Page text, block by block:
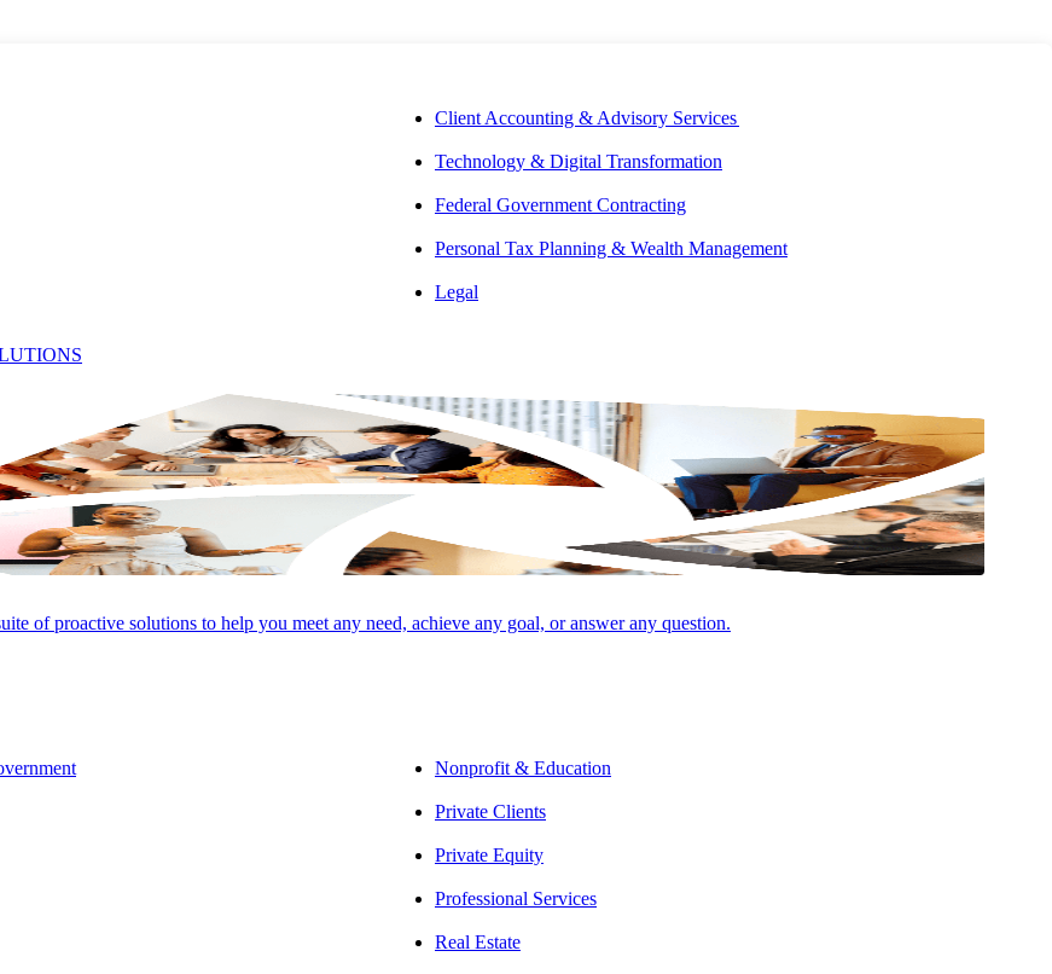
Client Accounting & Advisory Services
Technology & Digital Transformation
Federal Government Contracting
Personal Tax Planning & Wealth Management
Legal
of proactive solutions to help you meet any need, achieve any goal, or answer any question.
Nonprofit & Education
Private Clients
Private Equity
Professional Services
Real Estate
관심이 있으시다면, Aprio의 경험 많은 중국어 전문가들이 미국 및 글로벌 확장 계획을 간소화하는 데 도움을 드립니다.